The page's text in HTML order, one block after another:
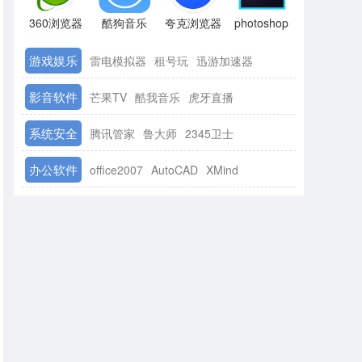
360浏览器 酷狗音乐 夸克浏览器 photoshop
游戏娱乐 雷电模拟器 租号玩 迅游加速器
影音软件 芒果TV 酷我音乐 虎牙直播
系统安全 腾讯管家 鲁大师 2345卫士
办公软件 office2007 AutoCAD XMind